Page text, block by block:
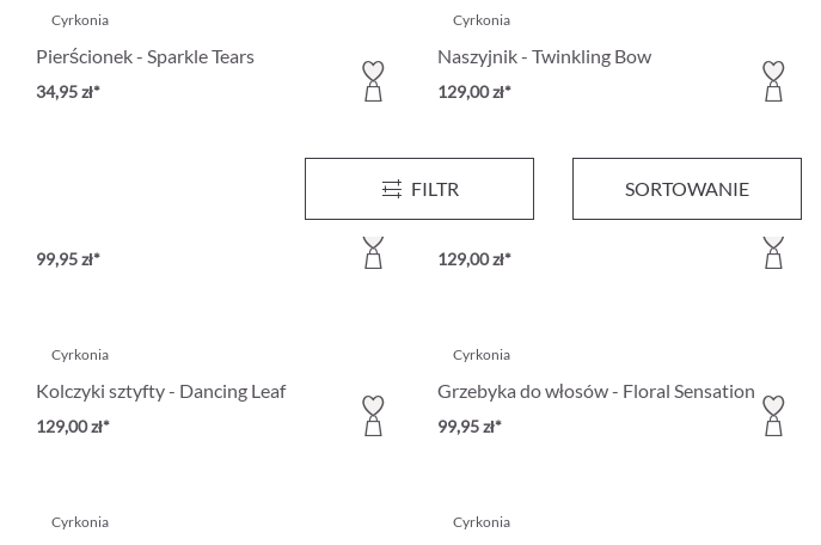
FILTR SORTOWANIE
Cyrkonia
Pierścionek - Sparkle Tears
34,95 zł*
Cyrkonia
Naszyjnik - Twinkling Bow
129,00 zł*
99,95 zł*
Cyrkonia
Grzebyka do włosów - Floral Gold
129,00 zł*
Cyrkonia
Kolczyki sztyfty - Dancing Leaf
129,00 zł*
Cyrkonia
Grzebyka do włosów - Floral Sensation
99,95 zł*
Cyrkonia Cyrkonia